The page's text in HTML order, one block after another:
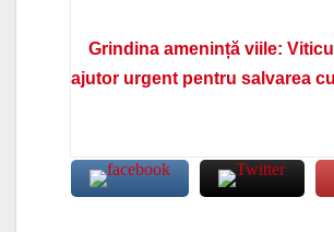
Grindina amenință viile:
ajutor urgent pentru salvarea